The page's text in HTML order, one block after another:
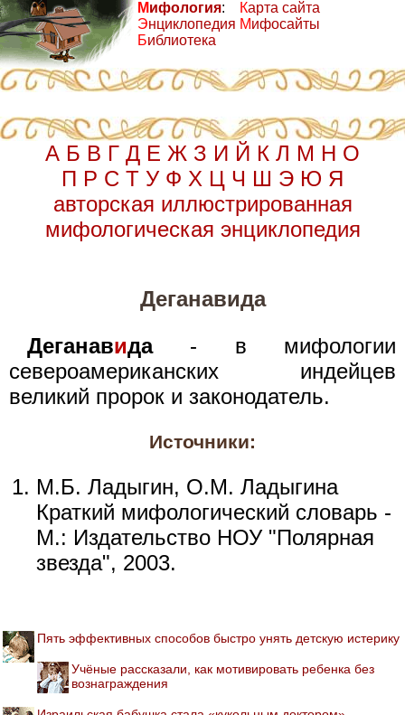
Мифология:
Энциклопедия
Библиотека
Карта сайта
Мифосайты
А Б В Г Д Е Ж З И Й К Л М Н О
П Р С Т У Ф Х Ц Ч Ш Э Ю Я
авторская иллюстрированная
мифологическая энциклопедия
Деганавида
Деганавида- в мифологии
североамериканских индейцев
великий пророк и законодатель.
Источники:
М.Б. Ладыгин, О.М. Ладыгина
Краткий мифологический словарь -
М.: Издательство НОУ "Полярная
звезда", 2003.
Пять эффективных способов быстро унять детскую истерику
Учёные рассказали, как мотивировать ребенка без
вознаграждения